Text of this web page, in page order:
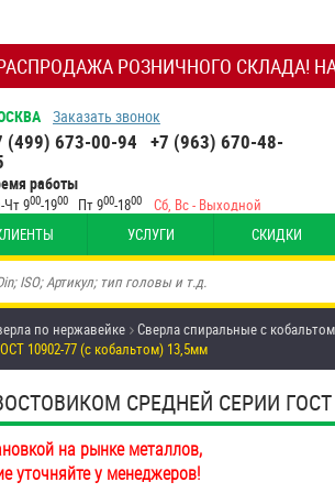
РОЗНИЧНОГО СКЛАДА! НА
Заказать звонок
(499) 673-00-94 +7 (963) 670-48-
работы
Чт 900-1900 Пт 900-1800 Сб, Вс - Выходной
УСЛУГИ СКИДКИ
по нержавейке
Сверла спиральные с
10902-77 (с кобальтом) 13,5мм
СРЕДНЕЙ СЕРИИ ГОСТ
на рынке металлов,
уточняйте у менеджеров!